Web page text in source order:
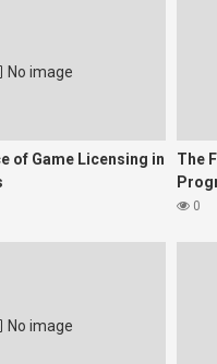
Beneficii
sporită
oportunitatea de a
de elită. Comercianții
No image
of Game Licensing in
The
0
No image